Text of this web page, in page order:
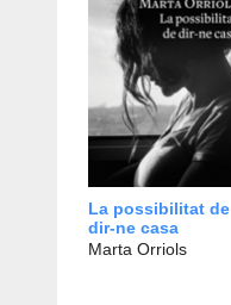
La possibilitat de
dir-ne casa
Marta Orriols